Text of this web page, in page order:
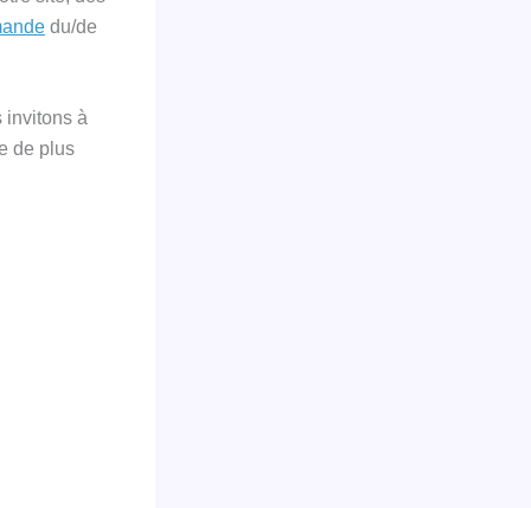
du/de
invitons à
de plus